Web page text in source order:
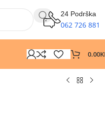
24 Podrška
062 726 881
0.00